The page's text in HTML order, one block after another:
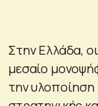
Στην Ελλάδα,
μεσαίο
την υλοποίηση